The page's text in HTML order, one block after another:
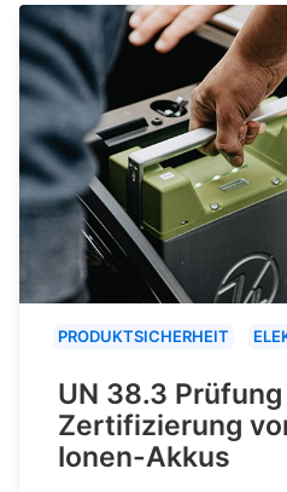
PRODUKTSICHERHEIT
UN 38.3
Zertifizierung
Ionen-Akkus